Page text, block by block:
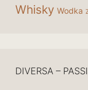
Whisky Wodka
DIVERSA –